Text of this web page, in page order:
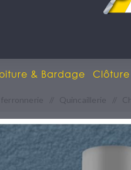
& Bardage
Quincaillerie